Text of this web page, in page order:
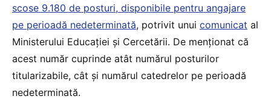
scose 9.180 de posturi, disponibile pentru angajare
pe perioadă nedeterminată, potrivit unui comunicat al
Ministerului Educației și Cercetării. De menționat că
acest număr cuprinde atât numărul posturilor
titularizabile, cât și numărul catedrelor pe perioadă
nedeterminată.